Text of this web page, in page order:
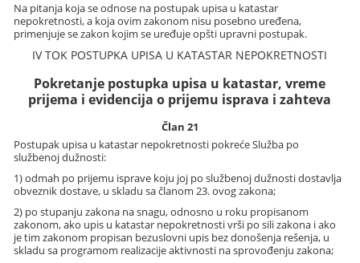
Na pitanja koja se odnose na postupak upisa u katastar
nepokretnosti, a koja ovim zakonom nisu posebno uređena,
primenjuje se zakon kojim se uređuje opšti upravni postupak.
IV TOK POSTUPKA UPISA U KATASTAR NEPOKRETNOSTI
Pokretanje postupka upisa u katastar, vreme
prijema i evidencija o prijemu isprava i zahteva
Član 21
Postupak upisa u katastar nepokretnosti pokreće Služba po
službenoj dužnosti:
1) odmah po prijemu isprave koju joj po službenoj dužnosti dostavlja
obveznik dostave, u skladu sa članom 23. ovog zakona;
2) po stupanju zakona na snagu, odnosno u roku propisanom
zakonom, ako upis u katastar nepokretnosti vrši po sili zakona i ako
je tim zakonom propisan bezuslovni upis bez donošenja rešenja, u
skladu sa programom realizacije aktivnosti na sprovođenju zakona;